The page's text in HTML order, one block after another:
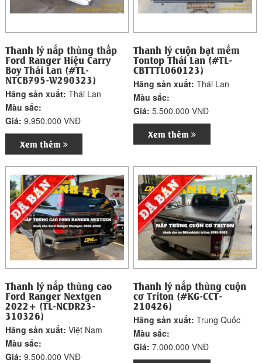
Thanh lý nắp thùng thấp
Ford Ranger Hiệu Carry
Boy Thái Lan (#TL-
NTCB795-W290323)
Hãng sản xuất:Thái Lan
Màu sắc:
Giá:9.950.000 VNĐ
Xem thêm
Thanh lý cuộn bạt mềm
Tontop Thái Lan (#TL-
CBTTTL060123)
Hãng sản xuất:Thái Lan
Màu sắc:
Giá:5.500.000 VNĐ
Xem thêm
Thanh lý nắp thùng cao
Ford Ranger Nextgen
2022+ (TL-NCDR23-
310326)
Hãng sản xuất:Việt Nam
Màu sắc:
Giá:9.500.000 VNĐ
Thanh lý nắp thùng cuộn
cơ Triton (#KG-CCT-
210426)
Hãng sản xuất:Trung Quốc
Màu sắc:
Giá:7.000.000 VNĐ